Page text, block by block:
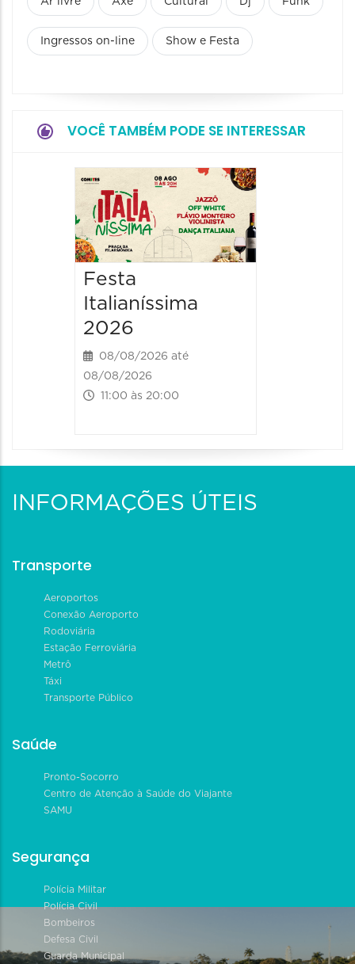
Ingressos on-line Show e Festa
VOCÊ TAMBÉM PODE SE INTERESSAR
Festa
Italianíssima
2026
08/08/2026 até
08/08/2026
11:00 às 20:00
INFORMAÇÕES ÚTEIS
Transporte
Aeroportos
Conexão Aeroporto
Rodoviária
Estação Ferroviária
Metrô
Táxi
Transporte Público
Saúde
Pronto-Socorro
Centro de Atenção à Saúde do Viajante
SAMU
Segurança
Polícia Militar
Polícia Civil
Bombeiros
Defesa Civil
Guarda Municipal